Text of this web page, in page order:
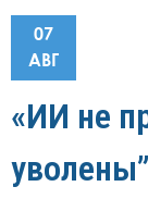
07
АВГ
«ИИ не